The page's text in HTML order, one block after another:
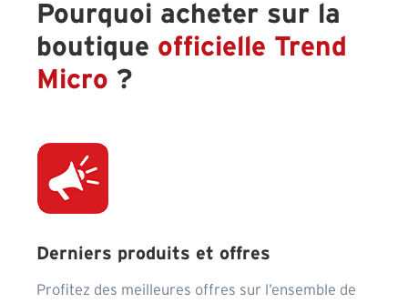
Pourquoi acheter sur la
boutique officielle Trend
Micro ?
Derniers produits et offres
Profitez des meilleures offres sur l’ensemble de